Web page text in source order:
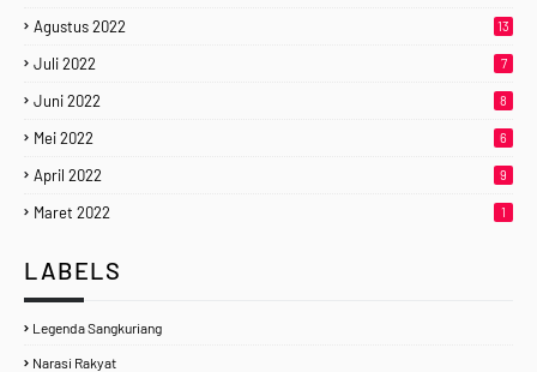
Agustus 2022 13
Juli 2022 7
Juni 2022 8
Mei 2022 6
April 2022 9
Maret 2022 1
LABELS
Legenda Sangkuriang
Narasi Rakyat